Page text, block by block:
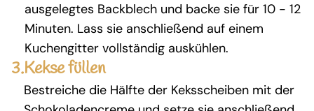
ausgelegtes Backblech und backe sie für 10 - 12
Minuten. Lass sie anschließend auf einem
Kuchengitter vollständig auskühlen.
3.Kekse füllen
Bestreiche die Hälfte der Keksscheiben mit der